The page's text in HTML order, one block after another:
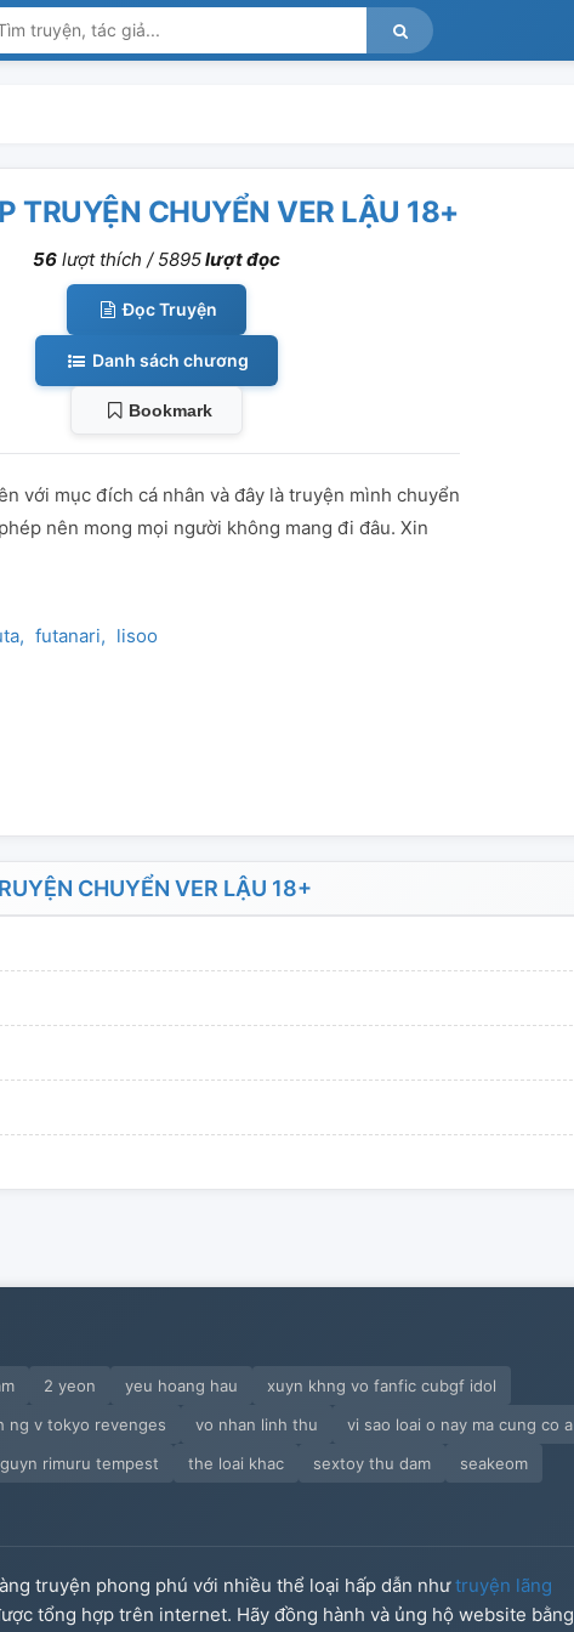
TRUYỆN CHUYỂN VER LẬU 18+
56 lượt thích / 5895lượt đọc
Đọc Truyện
Danh sách chương
Bookmark
với mục đích cá nhân và đây là truyện mình chuyển
nên mong mọi người không mang đi đâu. Xin
futanari lisoo
CHUYỂN VER LẬU 18+
2 yeon yeu hoang hau
xuyn khng vo fanfic cubgf idol
ng v tokyo revenges vo nhan linh thu
vi sao loai o nay ma cung co a
rimuru tempest the loai khac sextoy thu dam
seakeom
truyện phong phú với nhiều thể loại hấp dẫn nhưtruyện lãng
tổng hợp trên internet. Hãy đồng hành và ủng hộ website bằng